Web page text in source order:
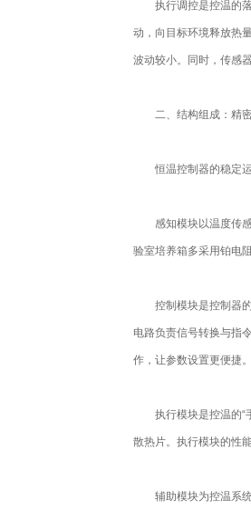
执行调控是控温的落
动，向目标环境释放热
波动较小。同时，传感
二、结构组成：精密
恒温控制器的稳定运
感知模块以温度传感
验室培养箱多采用铂电
控制模块是控制器的“
电路负责信号转换与指
作，让参数设置更便捷
执行模块是控温的“手
散热片。执行模块的性
辅助模块为控温系统